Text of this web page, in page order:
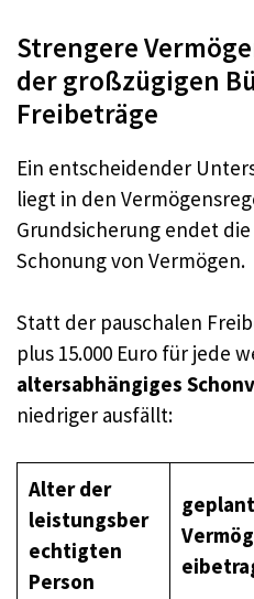
Strengere
der großzügigen
Freibeträge
Ein entscheidender
liegt in den
Grundsicherung endet
Schonung von Vermögen.
Statt der pauschalen
plus 15.000 Euro für jede
altersabhängiges
niedriger ausfällt:
Alter der
leistungsber
echtigten
Person